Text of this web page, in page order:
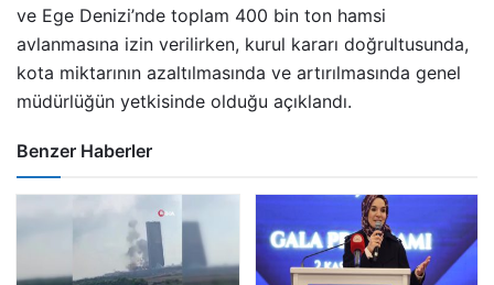
ve Ege Denizi’nde toplam 400 bin ton hamsi
avlanmasına izin verilirken, kurul kararı doğrultusunda,
kota miktarının azaltılmasında ve artırılmasında genel
müdürlüğün yetkisinde olduğu açıklandı.
Benzer Haberler